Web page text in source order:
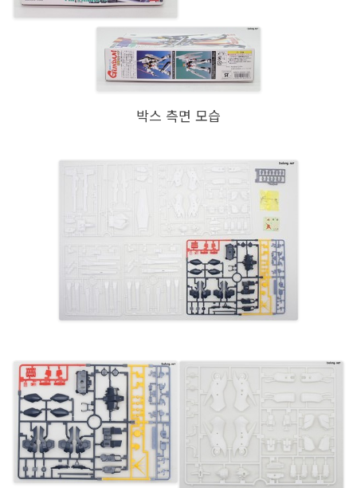
박스 측면 모습